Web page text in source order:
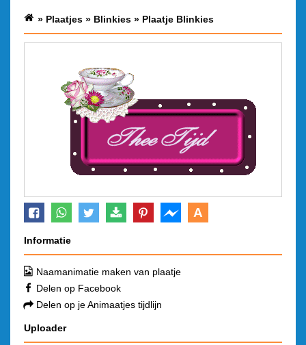
» Plaatjes » Blinkies » Plaatje Blinkies
A
Informatie
Naamanimatie maken van plaatje
Delen op Facebook
Delen op je Animaatjes tijdlijn
Uploader